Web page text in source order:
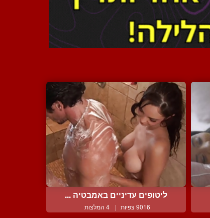
ליטופים עדיניים באמבטיה ...
9016 צפיות | 4 המלצות